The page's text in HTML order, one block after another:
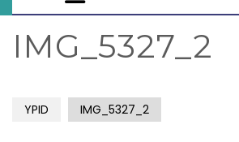
IMG_5327_2
YPID IMG_5327_2